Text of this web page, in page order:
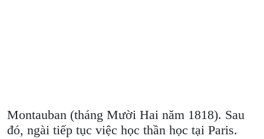
Montauban (tháng Mười Hai năm 1818). Sau
đó, ngài tiếp tục việc học thần học tại Paris.